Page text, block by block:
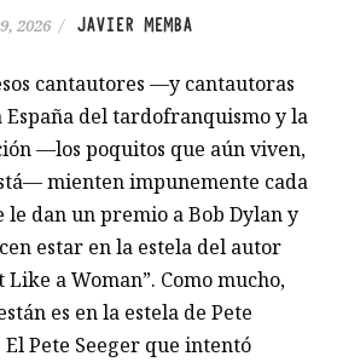
2026 / JAVIER MEMBA
cantautores —y cantautoras
del tardofranquismo y la
—los poquitos que aún viven,
mienten impunemente cada
le dan un premio a Bob Dylan y
estar en la estela del autor
Like a Woman”. Como mucho,
es en la estela de Pete
El Pete Seeger que intentó